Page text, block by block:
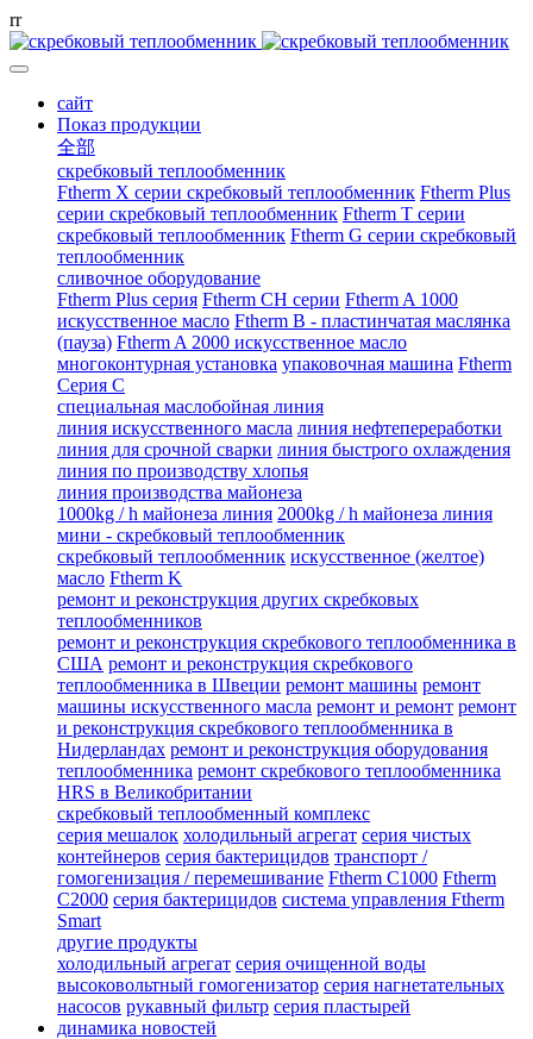
rr
сайт
Показ продукции
全部
скребковый теплообменник
Ftherm X серии скребковый теплообменник Ftherm Plus
серии скребковый теплообменник Ftherm T серии
скребковый теплообменник Ftherm G серии скребковый
теплообменник
сливочное оборудование
Ftherm Plus серия Ftherm CH серии Ftherm A 1000
искусственное масло Ftherm B - пластинчатая маслянка
(пауза) Ftherm A 2000 искусственное масло
многоконтурная установка упаковочная машина Ftherm
Серия C
специальная маслобойная линия
линия искусственного масла линия нефтепереработки
линия для срочной сварки линия быстрого охлаждения
линия по производству хлопья
линия производства майонеза
1000kg / h майонеза линия 2000kg / h майонеза линия
мини - скребковый теплообменник
скребковый теплообменник искусственное (желтое)
масло Ftherm K
ремонт и реконструкция других скребковых
теплообменников
ремонт и реконструкция скребкового теплообменника в
США ремонт и реконструкция скребкового
теплообменника в Швеции ремонт машины ремонт
машины искусственного масла ремонт и ремонт ремонт
и реконструкция скребкового теплообменника в
Нидерландах ремонт и реконструкция оборудования
теплообменника ремонт скребкового теплообменника
HRS в Великобритании
скребковый теплообменный комплекс
серия мешалок холодильный агрегат серия чистых
контейнеров серия бактерицидов транспорт /
гомогенизация / перемешивание Ftherm C1000 Ftherm
C2000 серия бактерицидов система управления Ftherm
Smart
другие продукты
холодильный агрегат серия очищенной воды
высоковольтный гомогенизатор серия нагнетательных
насосов рукавный фильтр серия пластырей
динамика новостей